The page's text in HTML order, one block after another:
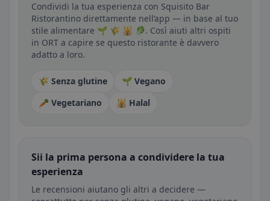
Condividi la tua esperienza con Squisito Bar
Ristorantino direttamente nell’app — in base al tuo
stile alimentare 🌱 🌾 🕌 🥬. Così aiuti altri ospiti
in ORT a capire se questo ristorante è davvero
adatto a loro.
🌾 Senza glutine
🌱 Vegano
🥕 Vegetariano
🕌 Halal
Sii la prima persona a condividere la tua
esperienza
Le recensioni aiutano gli altri a decidere —